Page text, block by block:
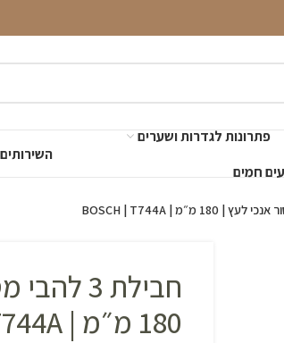
פתרונות לגדרות ושערים
חמים
חבילת 3
180 מ״מ | BOSCH | T744A